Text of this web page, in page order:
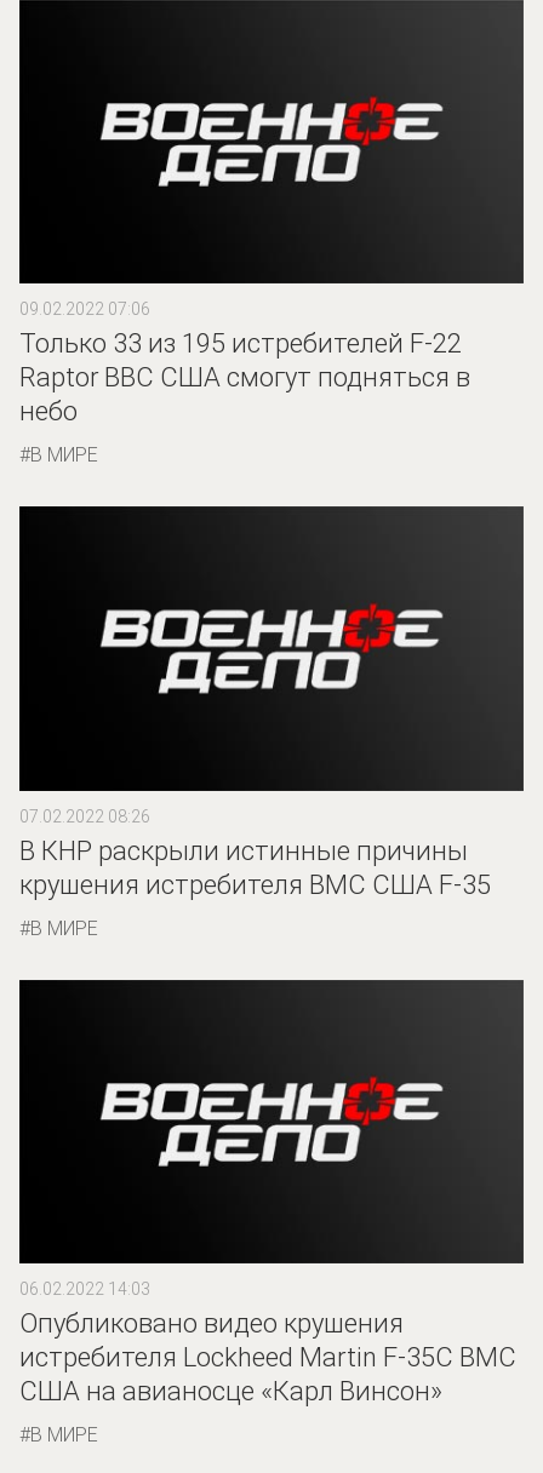
09.02.2022 07:06
Только 33 из 195 истребителей F-22
Raptor ВВС США смогут подняться в
небо
В МИРЕ
07.02.2022 08:26
В КНР раскрыли истинные причины
крушения истребителя ВМС США F-35
В МИРЕ
06.02.2022 14:03
Опубликовано видео крушения
истребителя Lockheed Martin F-35C ВМС
США на авианосце «Карл Винсон»
В МИРЕ